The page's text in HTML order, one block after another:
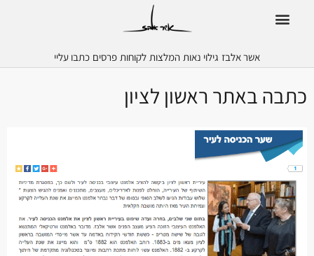
אשר אלבז גילוי נאות המלצות לקוחות פרסים כתבו עליי
כתבה באתר ראשון לציון